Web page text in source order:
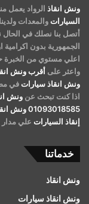
ونش انقاذ الرواد يعمل منذ 30 عام
السيارات
أتصل بنا نصلك في
الجمهورية بدون
اعلي مستوي من الخبرة
واعثر على أقرب ونش
ونش انقاذ سيارات في
اذا كنت تبحث عن ونش
01093018585ونش
إنقاذ السيارات علي مدار 24 ساعة بدون اكرامية او رسوم اضافية.
خدماتنا
ونش انقاذ
ونش انقاذ سيارات